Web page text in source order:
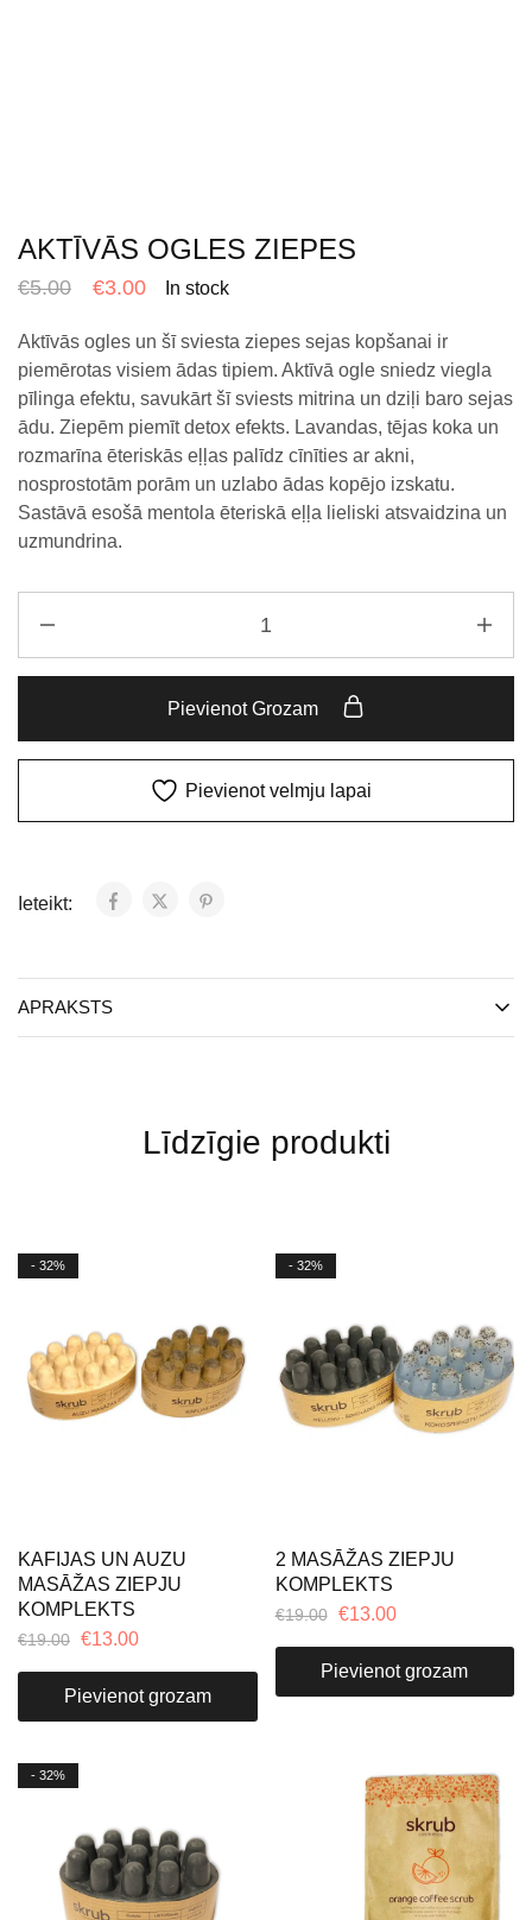
AKTĪVĀS OGLES ZIEPES
€5.00 €3.00 In stock
Aktīvās ogles un šī sviesta ziepes sejas kopšanai ir
piemērotas visiem ādas tipiem. Aktīvā ogle sniedz viegla
pīlinga efektu, savukārt šī sviests mitrina un dziļi baro sejas
ādu. Ziepēm piemīt detox efekts. Lavandas, tējas koka un
rozmarīna ēteriskās eļļas palīdz cīnīties ar akni,
nosprostotām porām un uzlabo ādas kopējo izskatu.
Sastāvā esošā mentola ēteriskā eļļa lieliski atsvaidzina un
uzmundrina.
Pievienot Grozam
Pievienot velmju lapai
Ieteikt:
APRAKSTS
Līdzīgie produkti
- 32%
KAFIJAS UN AUZU
MASĀŽAS ZIEPJU
KOMPLEKTS
€19.00 €13.00
Pievienot grozam
- 32%
2 MASĀŽAS ZIEPJU
KOMPLEKTS
€19.00 €13.00
Pievienot grozam
- 32%